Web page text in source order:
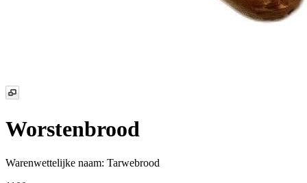
Worstenbrood
Warenwettelijke naam: Tarwebrood